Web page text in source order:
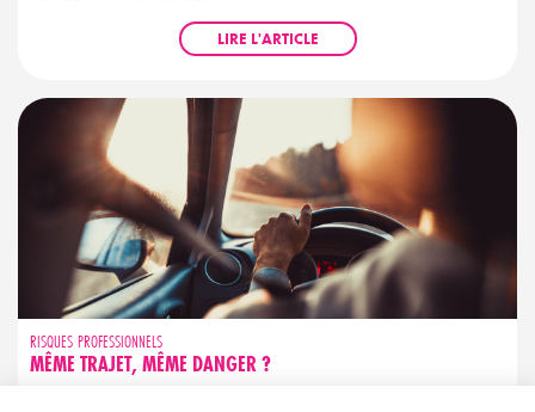
LIRE L'ARTICLE
RISQUES PROFESSIONNELS
MÊME TRAJET, MÊME DANGER ?